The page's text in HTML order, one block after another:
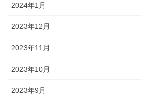
2024年1月
2023年12月
2023年11月
2023年10月
2023年9月